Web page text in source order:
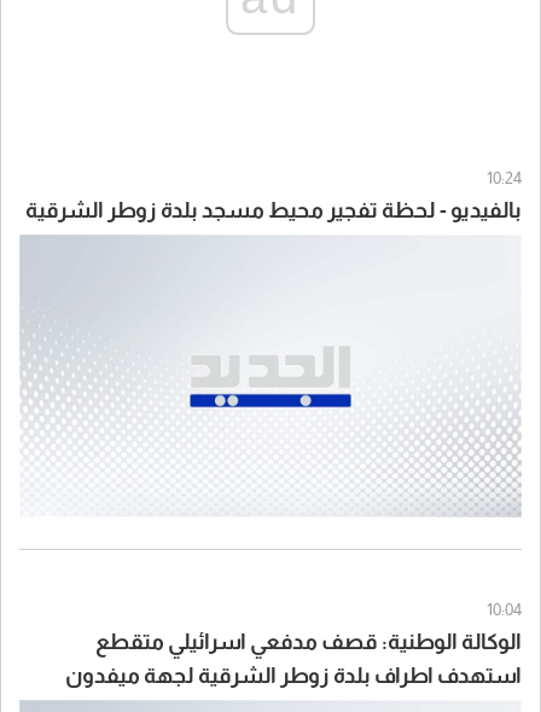
10:24
بالفيديو - لحظة تفجير محيط مسجد بلدة زوطر الشرقية
10:04
الوكالة الوطنية: قصف مدفعي اسرائيلي متقطع
استهدف اطراف بلدة زوطر الشرقية لجهة ميفدون